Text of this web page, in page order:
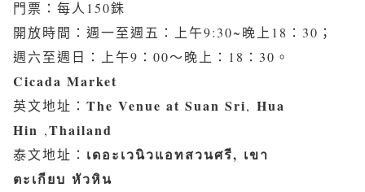
門票：每人150銖
開放時間：週一至週五：上午9:30~晚上18：30；
週六至週日：上午9：00～晚上：18：30。
Cicada Market
英文地址： The Venue at Suan Sri, Hua
Hin ,Thailand
泰文地址： เดอะเวนิวแอทสวนศรี, เขา
ตะเกียบ หัวหิน